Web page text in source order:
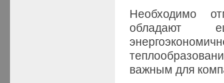
Необходимо
обладают
важным для